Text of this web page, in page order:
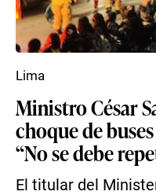
Ministro César
choque de
“No se debe
El titular del
Lima